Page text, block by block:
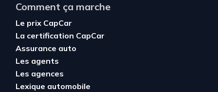
Comment ça marche
Le prix CapCar
La certification CapCar
Assurance auto
Les agents
Les agences
Lexique automobile